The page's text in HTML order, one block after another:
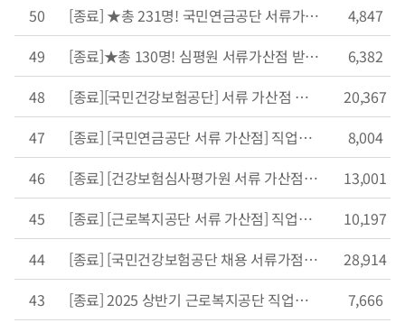
50
[종료] ★총 231명! 국민연금공단 서류가산점 받는 <직업교육 50% 할인 이벤트> 오픈!
4,847
49
[종료]★총 130명! 심평원 서류가산점 받는 <직업교육 50% 할인 이벤트> 오픈!
6,382
48
[종료][국민건강보험공단] 서류 가산점 받는 직업교육 50% 할인 이벤트 오픈!
20,367
47
[종료] [국민연금공단 서류 가산점] 직업교육 50% 할인 이벤트
8,004
46
[종료] [건강보험심사평가원 서류 가산점] 직업교육 50% 할인 이벤트
13,001
45
[종료] [근로복지공단 서류 가산점] 직업교육 50% 할인 이벤트
10,197
44
[종료] [국민건강보험공단 채용 서류가점] 직업교육 50% 할인쿠폰 받고 합격 확률 UP!!!
28,914
43
[종료] 2025 상반기 근로복지공단 직업교육 50% 할인
7,666